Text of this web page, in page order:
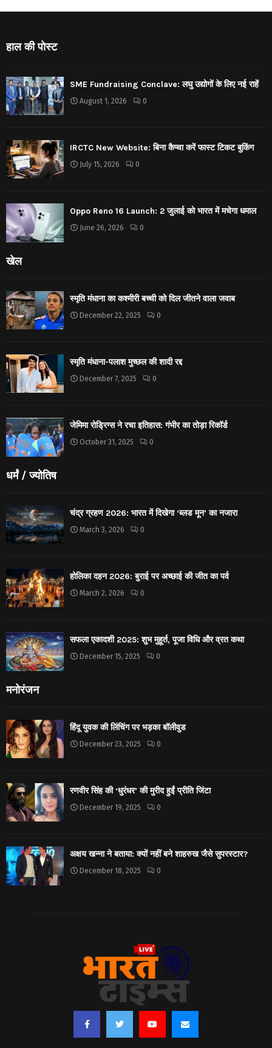
हाल की पोस्ट
SME Fundraising Conclave: लघु उद्योगों के लिए नई राहें
August 1, 2026 0
IRCTC New Website: बिना कैप्चा करें फास्ट टिकट बुकिंग
July 15, 2026 0
Oppo Reno 16 Launch: 2 जुलाई को भारत में मचेगा धमाल
June 26, 2026 0
खेल
स्मृति मंधाना का कश्मीरी बच्ची को दिल जीतने वाला जवाब
December 22, 2025 0
स्मृति मंधाना-पलाश मुच्छल की शादी रद्द
December 7, 2025 0
जेमिमा रोड्रिग्स ने रचा इतिहास: गंभीर का तोड़ा रिकॉर्ड
October 31, 2025 0
धर्मं / ज्योतिष
चंद्र ग्रहण 2026: भारत में दिखेगा ‘ब्लड मून’ का नजारा
March 3, 2026 0
होलिका दहन 2026: बुराई पर अच्छाई की जीत का पर्व
March 2, 2026 0
सफला एकादशी 2025: शुभ मुहूर्त, पूजा विधि और व्रत कथा
December 15, 2025 0
मनोरंजन
हिंदू युवक की लिंचिंग पर भड़का बॉलीवुड
December 23, 2025 0
रणवीर सिंह की ‘धुरंधर’ की मुरीद हुईं प्रीति जिंटा
December 19, 2025 0
अक्षय खन्ना ने बताया: क्यों नहीं बने शाहरुख जैसे सुपरस्टार?
December 18, 2025 0